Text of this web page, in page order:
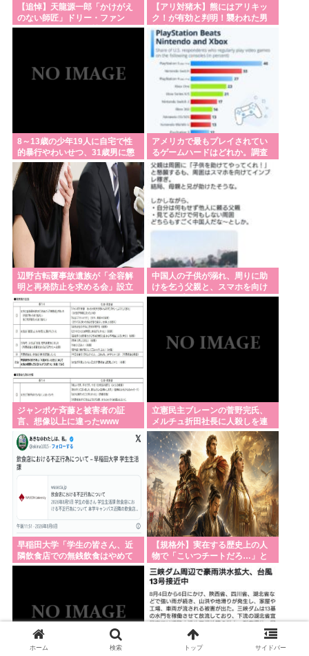
【追悼】天龍源一郎「かけがえ
のない師匠」ドリー・ファン
ク・ジュニアさん追悼
【アリ対猪木】熊にはアリキッ
ク！が有効と判明！襲われた男
性「アリキックで追っ払った」
8～13歳の少年19人に自宅で性
的暴行やわいせつ、31歳男に懲
役15年
アメリカで最もプレイされてい
るゲームハードはどれか。調査
の結果は…（答えはPS5が1位で
す）
辺野古転覆事故遺族が「全容解
明と再発防止を求める会」設立
継続的に活動するためと説明
中国人の子供が溺れ、周りに助
けを乞う父親と、スマホを向け
てインプレ稼ぎの見物人
ジャンポケ斉藤と被害者の証
言、想像以上に違ったwww
立憲民主ブレーンの菅野完氏、
メルチュ折田社長に人殺しを連
呼
早稲田大学「学生の皆さん、近
隣飲食店での無銭飲食はやめて
ください」
【規格外】実在する歴史上の人
物で「こいつチートだろ…」と
思った奴あげてけ
ホーム 検索 トップ サイドバー